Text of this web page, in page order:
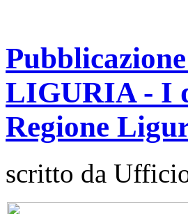
LIGURIA - I
Regione
scritto da